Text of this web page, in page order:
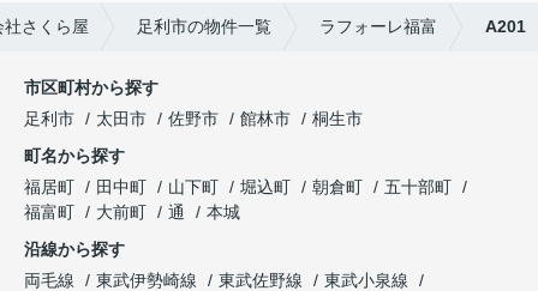
さくら屋 足利市の物件一覧 ラフォーレ福富 A201
市区町村から探す
足利市
太田市 佐野市 館林市
桐生市
町名から探す
福居町
田中町 山下町 堀込町 朝倉町
五十部町
福富町
大前町 通
本城
沿線から探す
両毛線
東武伊勢崎線 東武佐野線
東武小泉線